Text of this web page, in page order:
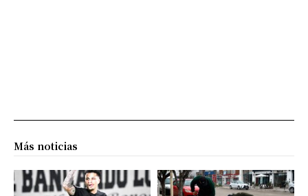
Más noticias